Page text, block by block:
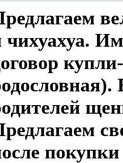
чихуахуа.